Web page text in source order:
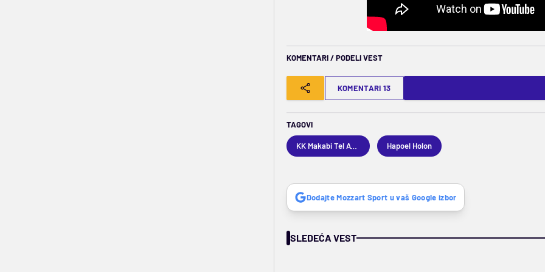
KOMENTARI / PODELI VEST
KOMENTARI 13
TAGOVI
KK Makabi Tel Aviv Hapoel Holon
Dodajte Mozzart Sport u vaš Google izbor
SLEDEĆA VEST